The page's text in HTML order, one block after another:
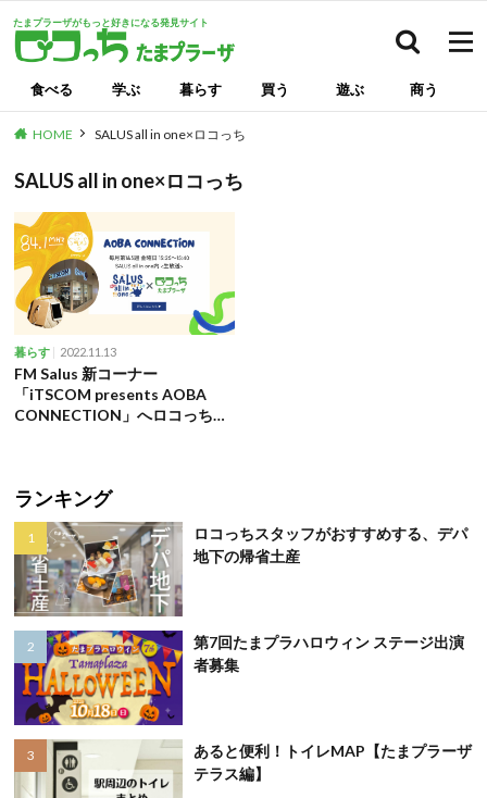
たまプラーザがもっと好きになる発見サイト
食べる 学ぶ 暮らす 買う 遊ぶ 商う
HOME SALUS all in one×ロコっち
SALUS all in one×ロコっち
暮らす 2022.11.13
FM Salus 新コーナー
「iTSCOM presents AOBA
CONNECTION」へロコっち出
ランキング
ロコっちスタッフがおすすめする、デパ
地下の帰省土産
第7回たまプラハロウィン ステージ出演
者募集
あると便利！トイレMAP【たまプラーザ
テラス編】